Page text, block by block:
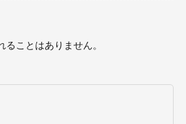
ることはありません。